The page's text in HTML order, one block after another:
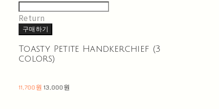
Return
구매하기
Toasty Petite Handkerchief (3
colors)
11,700원13,000원